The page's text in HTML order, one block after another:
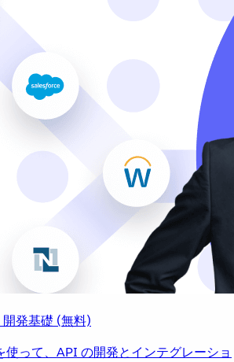
発基礎 (無料)
って、API の開発とインテグレーショ